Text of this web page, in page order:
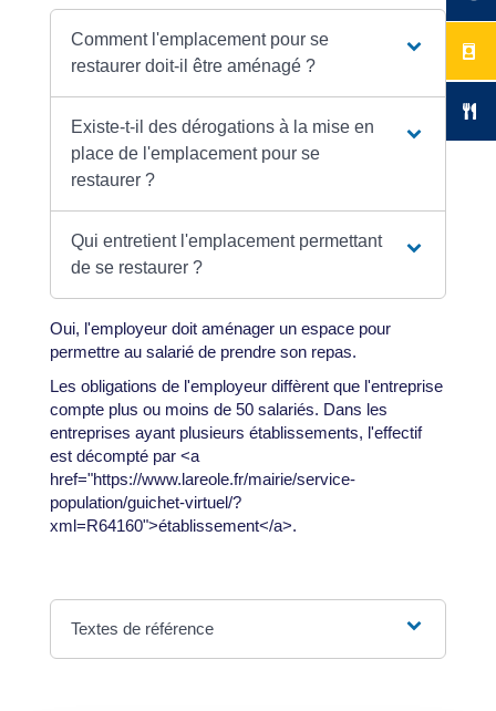
Comment l'emplacement pour se
restaurer doit-il être aménagé ?
Existe-t-il des dérogations à la mise en
place de l'emplacement pour se
restaurer ?
Qui entretient l'emplacement permettant
de se restaurer ?
Oui, l'employeur doit aménager un espace pour
permettre au salarié de prendre son repas.
Les obligations de l'employeur diffèrent que l'entreprise
compte plus ou moins de 50 salariés. Dans les
entreprises ayant plusieurs établissements, l'effectif
est décompté par <a
href="https://www.lareole.fr/mairie/service-
population/guichet-virtuel/?
xml=R64160">établissement</a>.
Textes de référence